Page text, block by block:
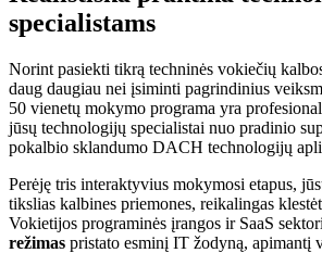
specialistams
Norint pasiekti tikrą techninės vokiečių
daug daugiau nei įsiminti pagrindinius
50 vienetų mokymo programa yra
jūsų technologijų specialistai nuo pradinio
pokalbio sklandumo DACH technologijų
Perėję tris interaktyvius mokymosi etapus,
tikslias kalbines priemones, reikalingas
Vokietijos programinės įrangos ir SaaS
režimas pristato esminį IT žodyną, apimantį